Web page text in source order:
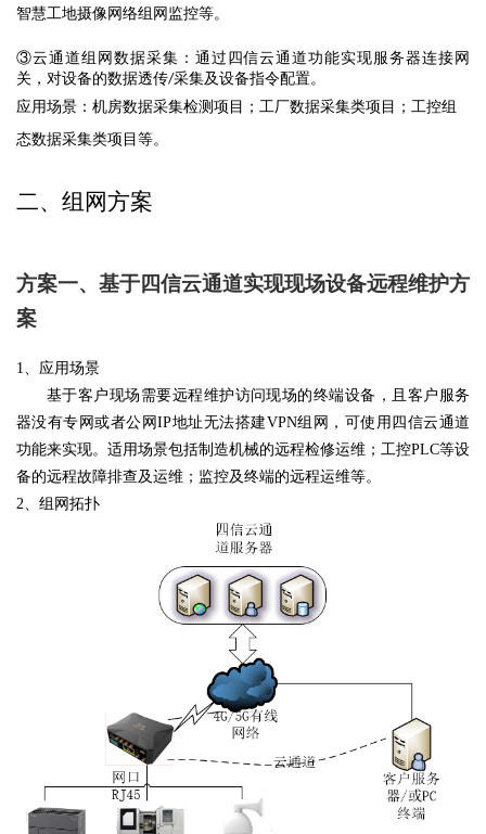
智慧工地摄像网络组网监控等。
③云通道组网数据采集：通过四信云通道功能实现服务器连接网
关，对设备的数据透传/采集及设备指令配置。
应用场景：机房数据采集检测项目；工厂数据采集类项目；工控组
态数据采集类项目等。
二、 组网方案
方案一、基于四信云通道实现现场设备远程维护方
案
1、 应用场景
基于客户现场需要远程维护访问现场的终端设备，且客户服务
器没有专网或者公网IP地址无法搭建VPN组网，可使用四信云通道
功能来实现。适用场景包括制造机械的远程检修运维；工控PLC等设
备的远程故障排查及运维；监控及终端的远程运维等。
2、 组网拓扑